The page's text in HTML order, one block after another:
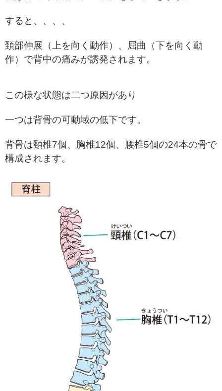
すると、、、、
頚部伸展（上を向く動作）、屈曲（下を向く動
作）で背中の痛みが誘発されます。
この様な状態は二つ原因があり
一つは背骨の可動域の低下です。
背骨は頸椎7個、胸椎12個、腰椎5個の24本の骨で
構成されます。